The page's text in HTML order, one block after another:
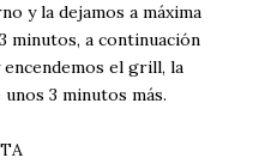
y la dejamos a máxima
minutos, a continuación
el grill, la
3 minutos más.